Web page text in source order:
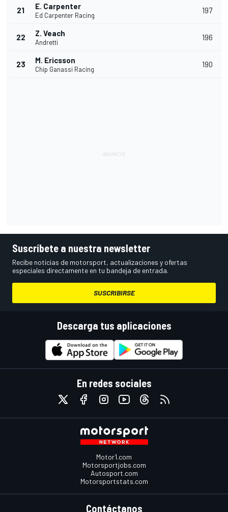
21 E. Carpenter
Ed Carpenter Racing
197
22 Z. Veach
Andretti
196
23 M. Ericsson
Chip Ganassi Racing
190
Suscríbete a nuestra newsletter
Recibe noticias de motorsport, actualizaciones y ofertas
especiales directamente en tu bandeja de entrada.
SUSCRIBIRSE
Descarga tus aplicaciones
En redes sociales
Motor1.com
Motorsportjobs.com
Autosport.com
Motorsportstats.com
Contáctanos